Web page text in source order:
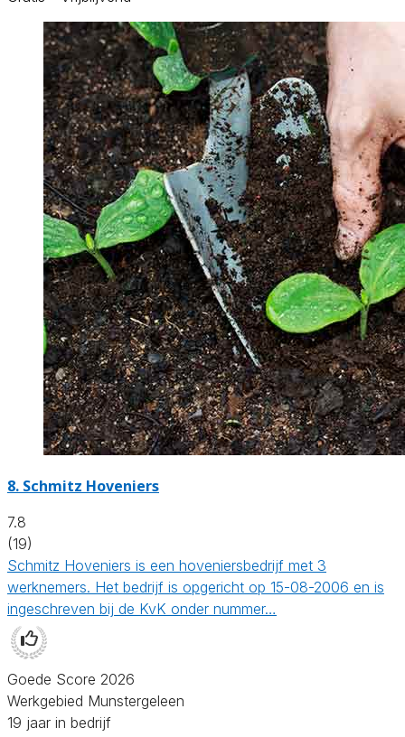
8. Schmitz Hoveniers
7.8
(19)
Schmitz Hoveniers is een hoveniersbedrijf met 3
werknemers. Het bedrijf is opgericht op 15-08-2006 en is
ingeschreven bij de KvK onder nummer…
Goede Score 2026
Werkgebied Munstergeleen
19 jaar in bedrijf